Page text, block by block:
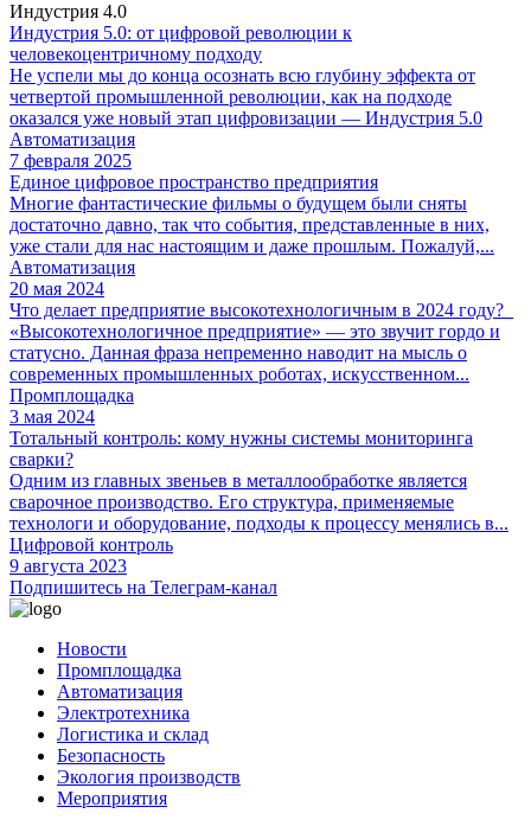
Индустрия 4.0
Индустрия 5.0: от цифровой революции к
человекоцентричному подходу
Не успели мы до конца осознать всю глубину эффекта от
четвертой промышленной революции, как на подходе
оказался уже новый этап цифровизации — Индустрия 5.0
Автоматизация
7 февраля 2025
Единое цифровое пространство предприятия
Многие фантастические фильмы о будущем были сняты
достаточно давно, так что события, представленные в них,
уже стали для нас настоящим и даже прошлым. Пожалуй,...
Автоматизация
20 мая 2024
Что делает предприятие высокотехнологичным в 2024 году?
«Высокотехнологичное предприятие» — это звучит гордо и
статусно. Данная фраза непременно наводит на мысль о
современных промышленных роботах, искусственном...
Промплощадка
3 мая 2024
Тотальный контроль: кому нужны системы мониторинга
сварки?
Одним из главных звеньев в металлообработке является
сварочное производство. Его структура, применяемые
технологи и оборудование, подходы к процессу менялись в...
Цифровой контроль
9 августа 2023
Подпишитесь на Телеграм-канал
Новости
Промплощадка
Автоматизация
Электротехника
Логистика и склад
Безопасность
Экология производств
Мероприятия